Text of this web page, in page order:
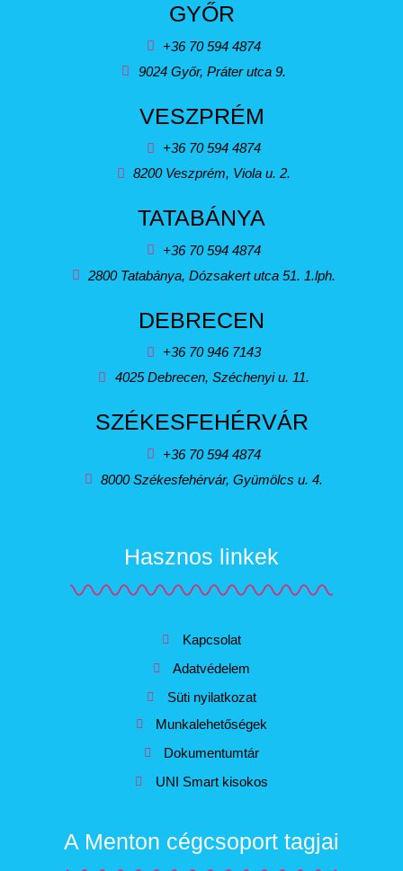
GYŐR
+36 70 594 4874
9024 Győr, Práter utca 9.
VESZPRÉM
+36 70 594 4874
8200 Veszprém, Viola u. 2.
TATABÁNYA
+36 70 594 4874
2800 Tatabánya, Dózsakert utca 51. 1.lph.
DEBRECEN
+36 70 946 7143
4025 Debrecen, Széchenyi u. 11.
SZÉKESFEHÉRVÁR
+36 70 594 4874
8000 Székesfehérvár, Gyümölcs u. 4.
A Menton cégcsoport tagjai
Hasznos linkek
Kapcsolat
Adatvédelem
Süti nyilatkozat
Munkalehetőségek
Dokumentumtár
UNI Smart kisokos